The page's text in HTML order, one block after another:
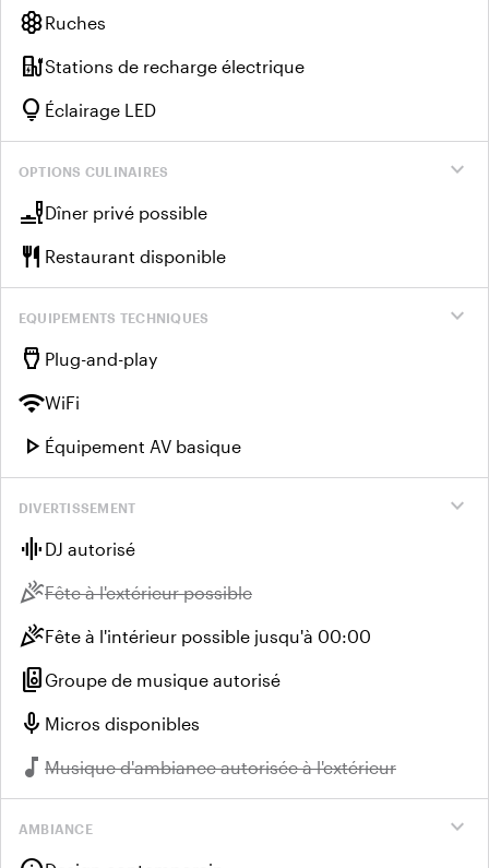
hiveRuches
ev_chargerStations de recharge électrique
lightbulb Éclairage LED
expand_more
OPTIONS CULINAIRES
brunch_diningDîner privé possible
restaurant Restaurant disponible
expand_more
EQUIPEMENTS TECHNIQUES
settings_input_hdmi Plug-and-play
wifiWiFi
play_arrow Équipement AV basique
expand_more
DIVERTISSEMENT
graphic_eq DJ autorisé
celebrationIndisponible :
Fête à l'extérieur possible
celebrationFête à l'intérieur possible jusqu'à 00:00
speaker_groupGroupe de musique autorisé
mic Micros disponibles
music_note Indisponible :
Musique d'ambiance autorisée à l'extérieur
expand_more
AMBIANCE